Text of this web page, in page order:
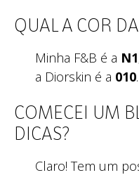
QUAL A COR
Minha F&B é a N1
a Diorskin é a 010.
COMECEI UM
DICAS?
Claro! Tem um